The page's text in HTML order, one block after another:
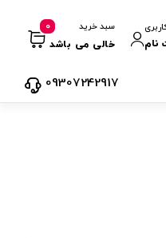
نام
سبد خرید
خالی می باشد
0
09307242917